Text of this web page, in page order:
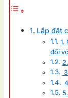
Lắp đặt
1.
đối